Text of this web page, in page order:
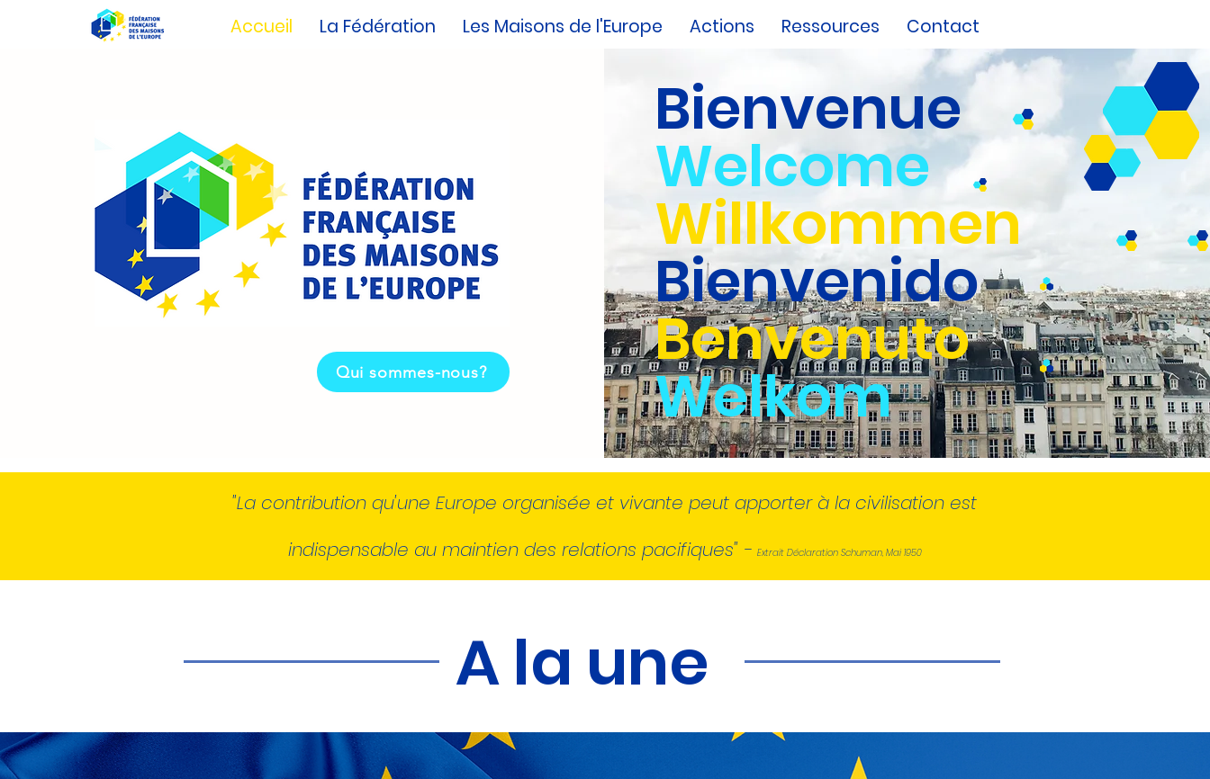
Accueil La Fédération Les Maisons de l'Europe Actions Ressources Contact
Qui sommes-nous?
Bienvenue
Welcome
Willkommen
Bienvenido
Benvenuto
Welkom
"La contribution qu'une Europe organisée et vivante peut apporter à la civilisation est
indispensable au maintien des relations pacifiques" - Extrait Déclaration Schuman, Mai 1950
A la une